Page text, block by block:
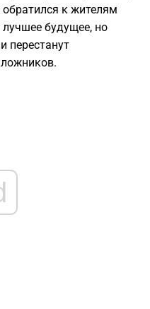
к жителям
лучшее будущее, но
перестанут